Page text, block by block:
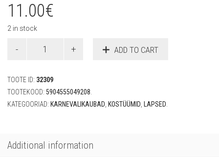
11.00€
2 in stock
ükssarv
quantity
ADD TO CART
TOOTE ID: 32309
TOOTEKOOD: 5904555049208.
KATEGOORIAD: KARNEVALIKAUBAD, KOSTÜÜMID, LAPSED.
Additional information